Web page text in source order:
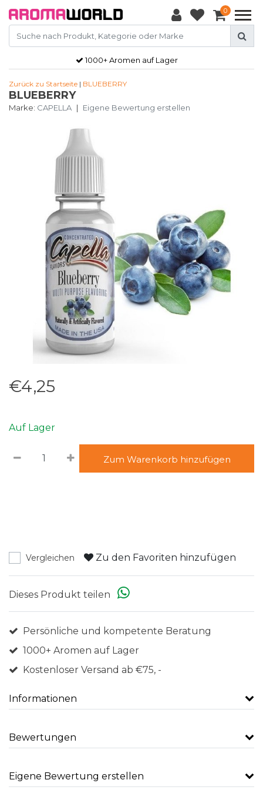
0
1000+ Aromen auf Lager
Zurück zu Startseite | BLUEBERRY
BLUEBERRY
Marke: CAPELLA | Eigene Bewertung erstellen
€4,25
Auf Lager
Zum Warenkorb hinzufügen
Vergleichen Zu den Favoriten hinzufügen
Dieses Produkt teilen
Persönliche und kompetente Beratung
1000+ Aromen auf Lager
Kostenloser Versand ab €75, -
Informationen
Bewertungen
Eigene Bewertung erstellen